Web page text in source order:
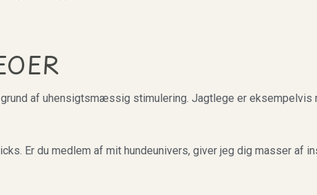
af uhensigtsmæssig stimulering. Jagtlege er eksempelvis
Er du medlem af mit hundeunivers, giver jeg dig masser af